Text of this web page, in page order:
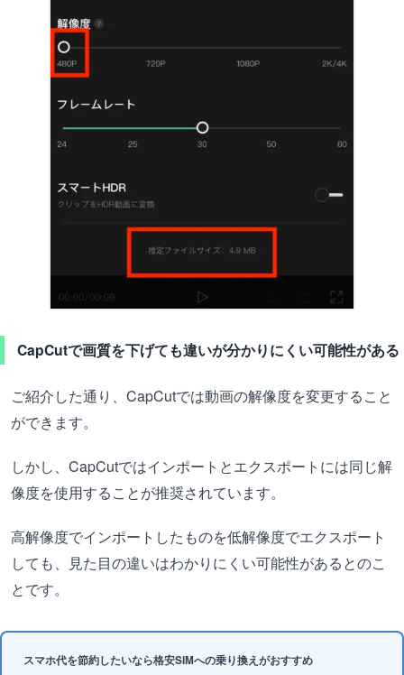
CapCutで画質を下げても違いが分かりにくい可能性がある
ご紹介した通り、CapCutでは動画の解像度を変更すること
ができます。
しかし、CapCutではインポートとエクスポートには同じ解
像度を使用することが推奨されています。
高解像度でインポートしたものを低解像度でエクスポート
しても、見た目の違いはわかりにくい可能性があるとのこ
とです。
スマホ代を節約したいなら格安SIMへの乗り換えがおすすめ